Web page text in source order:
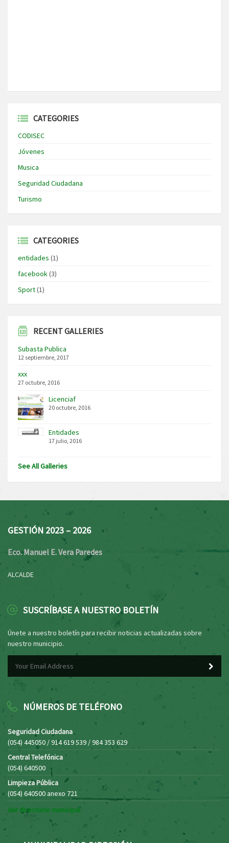
CATEGORIES
CODISEC
Jóvenes
Musica
Seguridad Ciudadana
Turismo
CATEGORIES
entidades (1)
facebook(3)
Sport(1)
RECENT GALLERIES
Subasta Publica
12 septiembre, 2017
xxx
27 octubre, 2016
Licenciaf
20 octubre, 2016
Entidades
17 julio, 2016
See All Galleries
GESTIÓN 2023 – 2026
Eco. Manuel E. Vera Paredes
ALCALDE
SUSCRÍBASE A NUESTRO BOLETÍN
Únete a nuestro boletín para recibir noticias actualizadas sobre
nuestro municipio.
NÚMEROS DE TELÉFONO
Seguridad Ciudadana
(054) 445050 / 914 619 539 / 984 353 629
Central Telefónica
(054) 640500
Limpieza Pública
(054) 640500 anexo 721
Ver directorio municipal